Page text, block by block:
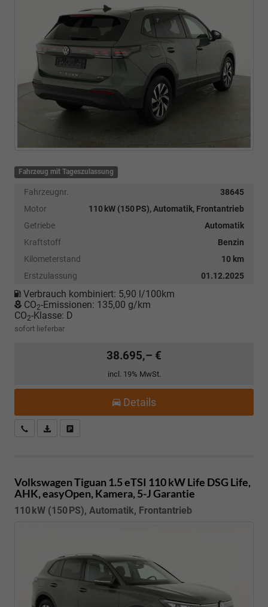
Fahrzeug mit Tageszulassung
Fahrzeugnr.
38645
Motor
110 kW (150 PS), Automatik, Frontantrieb
Getriebe
Automatik
Kraftstoff
Benzin
Kilometerstand
10 km
Erstzulassung
01.12.2025
Verbrauch kombiniert: 5,90 l/100km
CO2-Emissionen: 135,00 g/km
CO2-Klasse: D
sofort lieferbar
38.695,– €
incl. 19% MwSt.
Details
Kostenloser Rückruf-Service
PDF-Datei, Fahrzeugexposé drucken
Volkswagen Tiguan1.5 eTSI 110 kW Life DSG Life,
AHK, easyOpen, Kamera, 5-J Garantie
110 kW (150 PS), Automatik, Frontantrieb